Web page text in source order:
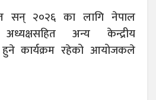
सन् २०२६ का लागि नेपाल
अध्यक्षसहित अन्य केन्द्रीय
हुने कार्यक्रम रहेको आयोजकले